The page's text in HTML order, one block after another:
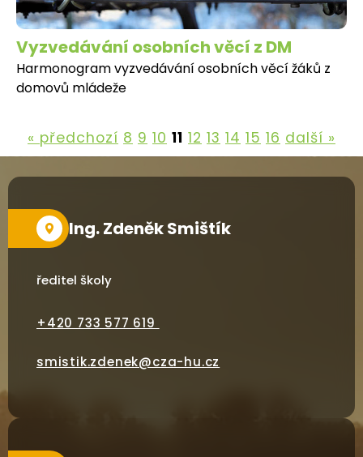
Vyzvedávání osobních věcí z DM
Harmonogram vyzvedávání osobních věcí žáků z
domovů mládeže
« předchozí 8 9 10 11 12 13 14 15 16 další »
Ing. Zdeněk Smištík
ředitel školy
+420 733 577 619
smistik.zdenek@cza-hu.cz